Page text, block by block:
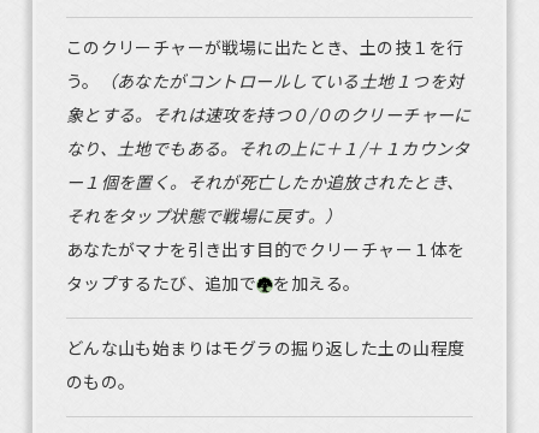
このクリーチャーが戦場に出たとき、土の技１を行
う。
（あなたがコントロールしている土地１つを対
象とする。それは速攻を持つ０/０のクリーチャーに
なり、土地でもある。それの上に＋１/＋１カウンタ
ー１個を置く。それが死亡したか追放されたとき、
それをタップ状態で戦場に戻す。）
あなたがマナを引き出す目的でクリーチャー１体を
タップするたび、追加で
を加える。
どんな山も始まりはモグラの掘り返した土の山程度
のもの。